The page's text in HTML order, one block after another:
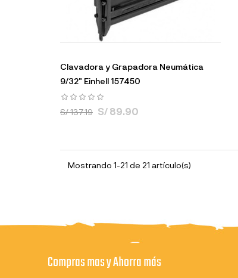
Clavadora y Grapadora Neumática
9/32" Einhell 157450
S/ 137.19 S/ 89.90
Mostrando 1-21 de 21 artículo(s)
Compras mas y Ahorra más